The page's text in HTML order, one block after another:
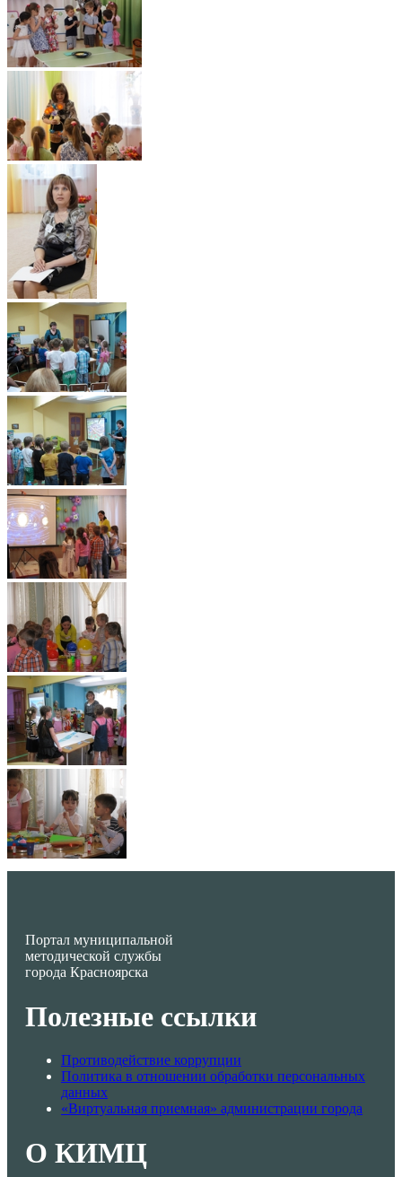
Портал муниципальной
методической службы
города Красноярска
Полезные ссылки
Противодействие коррупции
Политика в отношении обработки персональных
данных
«Виртуальная приемная» администрации города
О КИМЦ